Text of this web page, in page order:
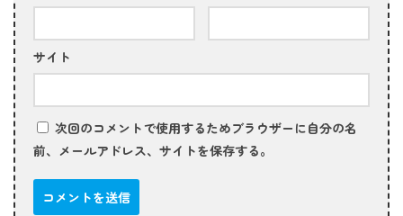
サイト
次回のコメントで使用するためブラウザーに自分の名
前、メールアドレス、サイトを保存する。